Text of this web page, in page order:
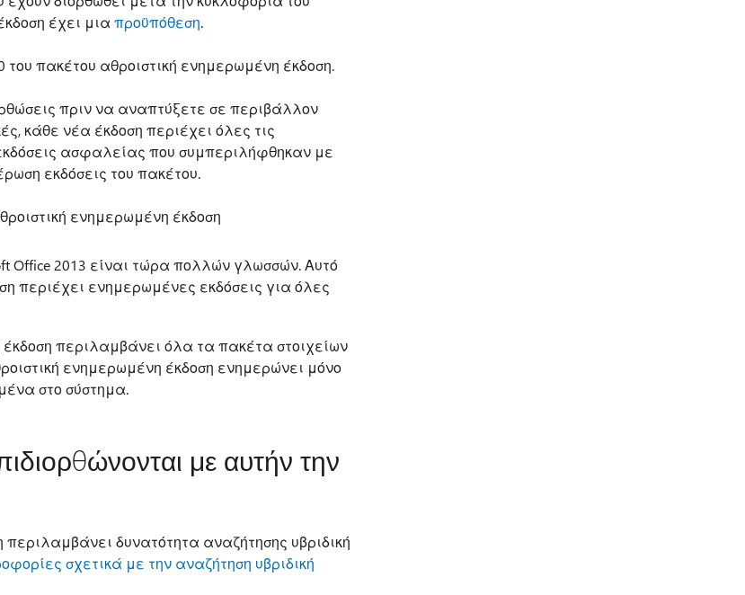
έχει μια προϋπόθεση.
του πακέτου αθροιστική ενημερωμένη έκδοση.
πριν να αναπτύξετε σε περιβάλλον
κάθε νέα έκδοση περιέχει όλες τις
ασφαλείας που συμπεριλήφθηκαν με
εκδόσεις του πακέτου.
ενημερωμένη έκδοση
Office 2013 είναι τώρα πολλών γλωσσών. Αυτό
περιέχει ενημερωμένες εκδόσεις για όλες
περιλαμβάνει όλα τα πακέτα στοιχείων
ενημερωμένη έκδοση ενημερώνει μόνο
στο σύστημα.
με αυτήν την
δυνατότητα αναζήτησης υβριδική
σχετικά με την αναζήτηση υβριδική